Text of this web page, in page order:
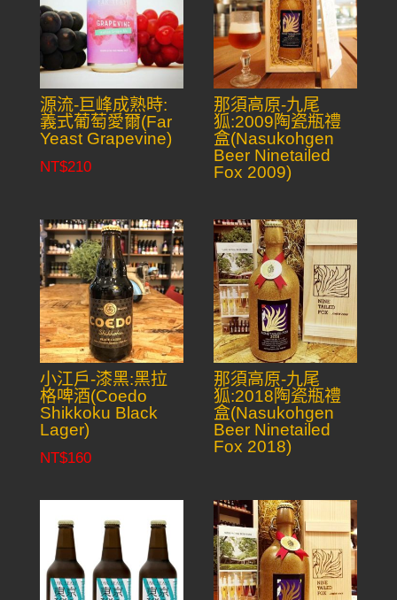
源流-巨峰成熟時:
義式葡萄愛爾(Far
Yeast Grapevine)
NT$210
那須高原-九尾
狐:2009陶瓷瓶禮
盒(Nasukohgen
Beer Ninetailed
Fox 2009)
小江戶-漆黑:黑拉
格啤酒(Coedo
Shikkoku Black
Lager)
NT$160
那須高原-九尾
狐:2018陶瓷瓶禮
盒(Nasukohgen
Beer Ninetailed
Fox 2018)